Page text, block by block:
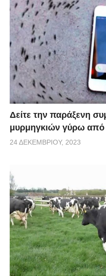
Δείτε την παράξενη
μυρμηγκιών γύρω από
24 ΔΕΚΕΜΒΡΊΟΥ, 2023